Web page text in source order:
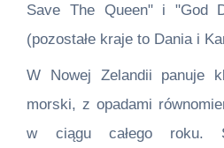
Save The Queen" i "God
(pozostałe kraje to Dania i
W Nowej Zelandii panuje
morski, z opadami
w ciągu całego roku.